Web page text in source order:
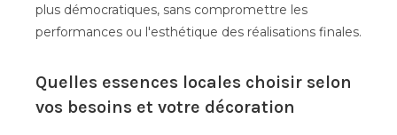
plus démocratiques, sans compromettre les
performances ou l'esthétique des réalisations finales.
Quelles essences locales choisir selon
vos besoins et votre décoration